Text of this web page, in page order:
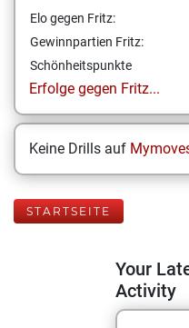
Elo gegen Fritz:
Gewinnpartien Fritz:
Schönheitspunkte
Erfolge gegen Fritz...
Keine Drills auf
STARTSEITE
Your
Activity